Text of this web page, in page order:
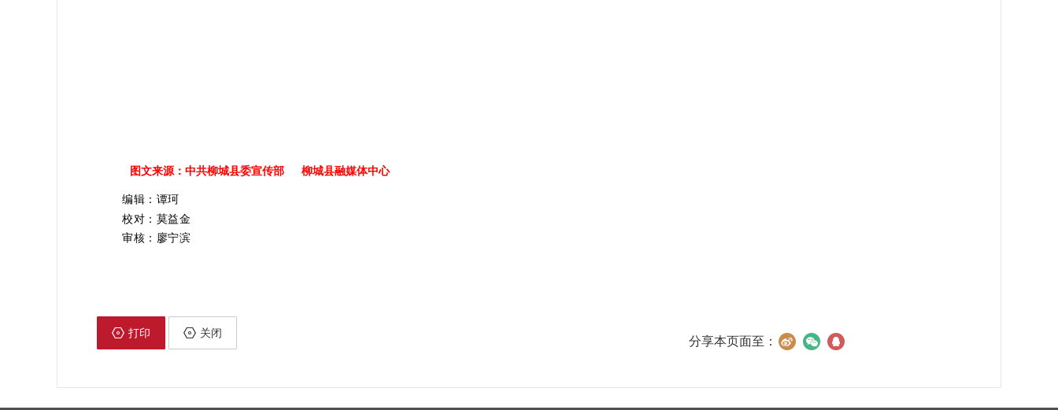
图文来源：中共柳城县委宣传部 柳城县融媒体中心
编辑：谭珂
校对：莫益金
审核：廖宁滨
打印 关闭
分享本页面至：